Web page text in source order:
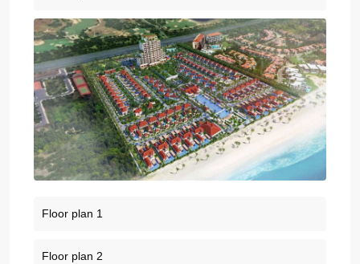
Floor plan 1
Floor plan 2